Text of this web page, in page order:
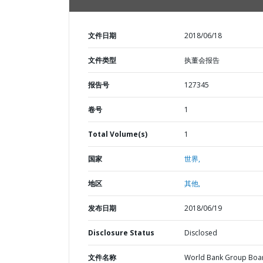
文件日期 2018/06/18
文件类型 执董会报告
报告号 127345
卷号 1
Total Volume(s) 1
国家 世界,
地区 其他,
发布日期 2018/06/19
Disclosure Status Disclosed
文件名称
World Bank Group